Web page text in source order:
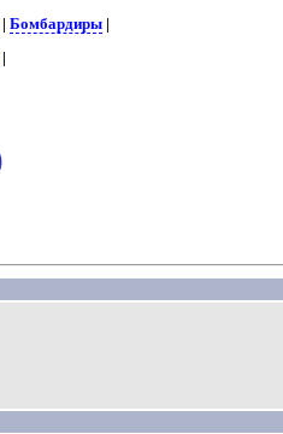
|Бомбардиры
|